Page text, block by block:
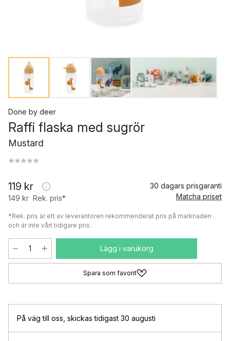
Done by deer
Raffi flaska med sugrör
Mustard
119 kr
149 kr Rek. pris*
30 dagars prisgaranti
Matcha priset
*Rek. pris är ett av leverantören rekommenderat pris på marknaden
och är inte vårt tidigare pris.
Lägg i varukorg
Spara som favorit
På väg till oss skickas tidigast 30 augusti